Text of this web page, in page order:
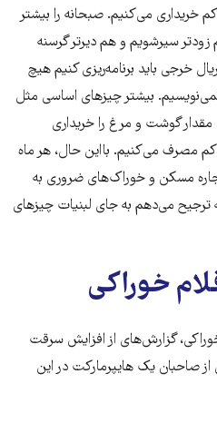
خریداری می‌کنیم. صبحانه را بیشتر
سیرشویم و هم دیرتر گرسنه
خرجی باید برنامه‌ریزی کنیم هیچ
بیشتر چیزهای اساسی مثل
گوشت و مرغ را خریداری
مصرف می‌کنیم. بااین حال، هر ماه
مسکن و خوراک‌های ضروری به
می‌دهم به جای لبنیات چیزهای
خوراکی
گزارش‌های از افزایش سرقت
صاحبان یک هایپرمارکت در این